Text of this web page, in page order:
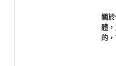
關
體
的